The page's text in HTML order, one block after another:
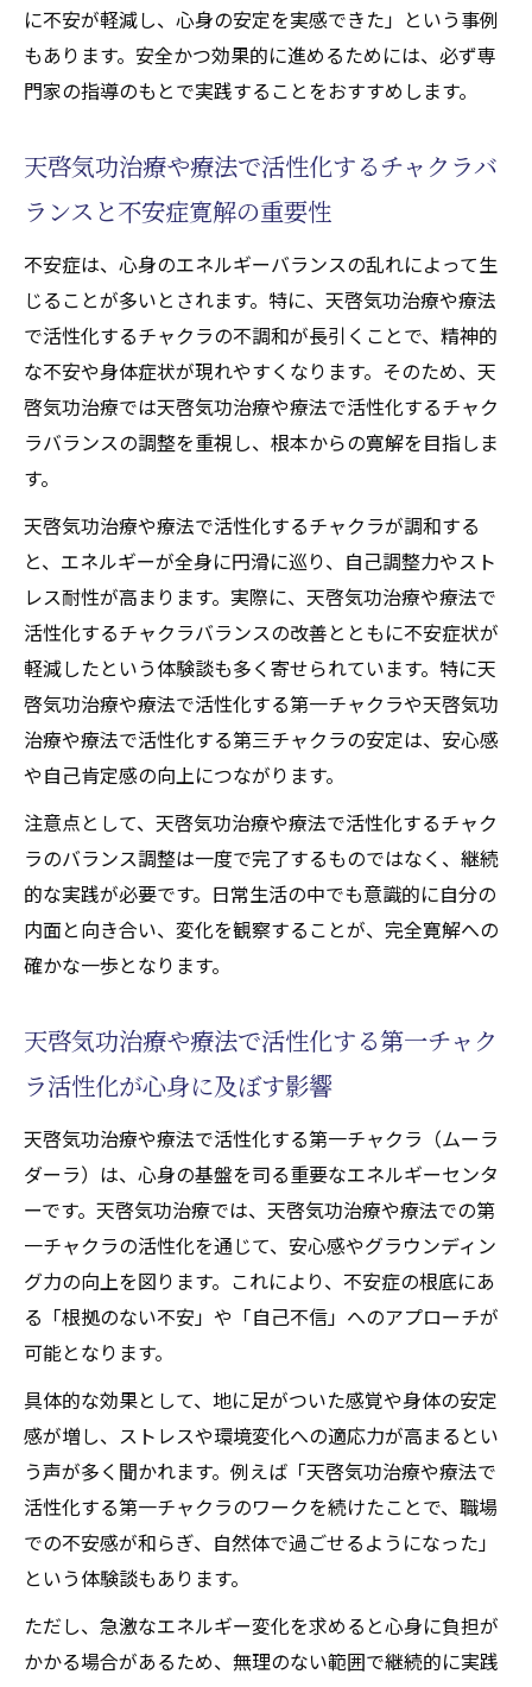
に不安が軽減し、心身の安定を実感できた」という事例
もあります。安全かつ効果的に進めるためには、必ず専
門家の指導のもとで実践することをおすすめします。
天啓気功治療や療法で活性化するチャクラバ
ランスと不安症寛解の重要性
不安症は、心身のエネルギーバランスの乱れによって生
じることが多いとされます。特に、天啓気功治療や療法
で活性化するチャクラの不調和が長引くことで、精神的
な不安や身体症状が現れやすくなります。そのため、天
啓気功治療では天啓気功治療や療法で活性化するチャク
ラバランスの調整を重視し、根本からの寛解を目指しま
す。
天啓気功治療や療法で活性化するチャクラが調和する
と、エネルギーが全身に円滑に巡り、自己調整力やスト
レス耐性が高まります。実際に、天啓気功治療や療法で
活性化するチャクラバランスの改善とともに不安症状が
軽減したという体験談も多く寄せられています。特に天
啓気功治療や療法で活性化する第一チャクラや天啓気功
治療や療法で活性化する第三チャクラの安定は、安心感
や自己肯定感の向上につながります。
注意点として、天啓気功治療や療法で活性化するチャク
ラのバランス調整は一度で完了するものではなく、継続
的な実践が必要です。日常生活の中でも意識的に自分の
内面と向き合い、変化を観察することが、完全寛解への
確かな一歩となります。
天啓気功治療や療法で活性化する第一チャク
ラ活性化が心身に及ぼす影響
天啓気功治療や療法で活性化する第一チャクラ（ムーラ
ダーラ）は、心身の基盤を司る重要なエネルギーセンタ
ーです。天啓気功治療では、天啓気功治療や療法での第
一チャクラの活性化を通じて、安心感やグラウンディン
グ力の向上を図ります。これにより、不安症の根底にあ
る「根拠のない不安」や「自己不信」へのアプローチが
可能となります。
具体的な効果として、地に足がついた感覚や身体の安定
感が増し、ストレスや環境変化への適応力が高まるとい
う声が多く聞かれます。例えば「天啓気功治療や療法で
活性化する第一チャクラのワークを続けたことで、職場
での不安感が和らぎ、自然体で過ごせるようになった」
という体験談もあります。
ただし、急激なエネルギー変化を求めると心身に負担が
かかる場合があるため、無理のない範囲で継続的に実践